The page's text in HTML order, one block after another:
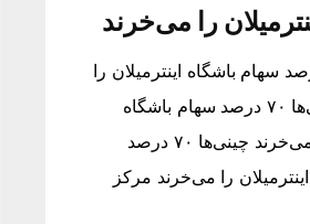
را می‌خرند
۷۰ درصد سهام باشگاه اینترمیلان را
می‌خرند چینی‌ها ۷۰ درصد سهام باشگاه
اینترمیلان را می‌خرند چینی‌ها ۷۰ درصد
را می‌خرند مرکز